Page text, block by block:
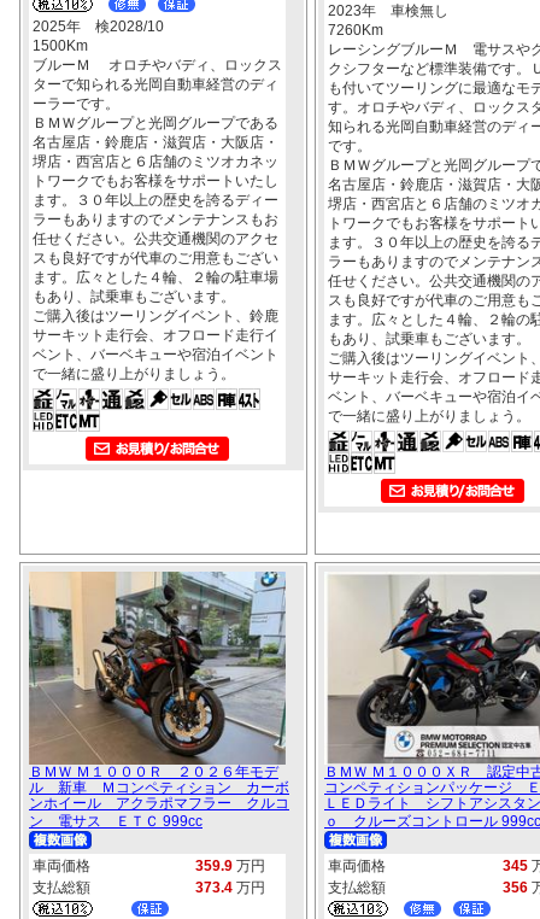
2025年 検2028/10
1500Km
ブルーＭ オロチやバディ、ロックス
ターで知られる光岡自動車経営のディ
ーラーです。
ＢＭＷグループと光岡グループである
名古屋店・鈴鹿店・滋賀店・大阪店・
堺店・西宮店と６店舗のミツオカネッ
トワークでもお客様をサポートいたし
ます。３０年以上の歴史を誇るディー
ラーもありますのでメンテナンスもお
任せください。公共交通機関のアクセ
スも良好ですが代車のご用意もござい
ます。広々とした４輪、２輪の駐車場
もあり、試乗車もございます。
ご購入後はツーリングイベント、鈴鹿
サーキット走行会、オフロード走行イ
ベント、バーベキューや宿泊イベント
で一緒に盛り上がりましょう。
2023年 車検無し
7260Km
レーシングブルーＭ 電サスや
クシフターなど標準装備です。
も付いてツーリングに最適なモ
す。オロチやバディ、ロックス
知られる光岡自動車経営のディ
です。
ＢＭＷグループと光岡グループ
名古屋店・鈴鹿店・滋賀店・大
堺店・西宮店と６店舗のミツオ
トワークでもお客様をサポート
ます。３０年以上の歴史を誇る
ラーもありますのでメンテナン
任せください。公共交通機関の
スも良好ですが代車のご用意も
ます。広々とした４輪、２輪の
もあり、試乗車もございます。
ご購入後はツーリングイベント
サーキット走行会、オフロード
ベント、バーベキューや宿泊イ
で一緒に盛り上がりましょう。
ＢＭＷ Ｍ１０００Ｒ ２０２６年モデ
ル 新車 Ｍコンペティション カーボ
ンホイール アクラポマフラー クルコ
ン 電サス ＥＴＣ 999cc
車両価格 359.9 万円
支払総額
373.4 万円
ＢＭＷ Ｍ１０００ＸＲ 認定
コンペティションパッケージ
ＬＥＤライト シフトアシスタ
ｏ クルーズコントロール 999cc
車両価格 345
支払総額
356